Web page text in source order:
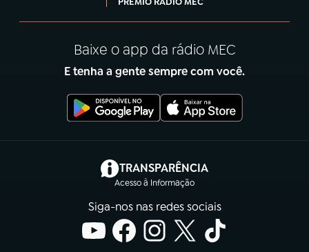
Baixe o app da rádio MEC
E tenha a gente sempre com você.
TRANSPARÊNCIA
Acesso à Informação
(abre em nova aba)
Siga-nos nas redes sociais